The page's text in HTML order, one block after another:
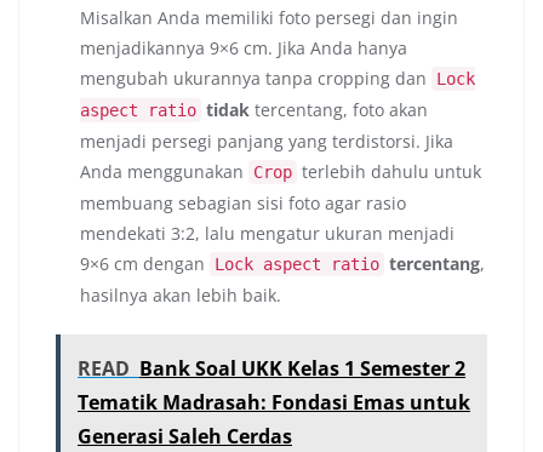
Misalkan Anda memiliki foto persegi dan ingin
menjadikannya 9×6 cm. Jika Anda hanya
mengubah ukurannya tanpa cropping dan
Lock
aspect ratio tidak tercentang, foto akan
menjadi persegi panjang yang terdistorsi. Jika
Anda menggunakan
Crop terlebih dahulu untuk
membuang sebagian sisi foto agar rasio
mendekati 3:2, lalu mengatur ukuran menjadi
9×6 cm dengan
Lock aspect ratio tercentang,
hasilnya akan lebih baik.
READ Bank Soal UKK Kelas 1 Semester 2
Tematik Madrasah: Fondasi Emas untuk
Generasi Saleh Cerdas